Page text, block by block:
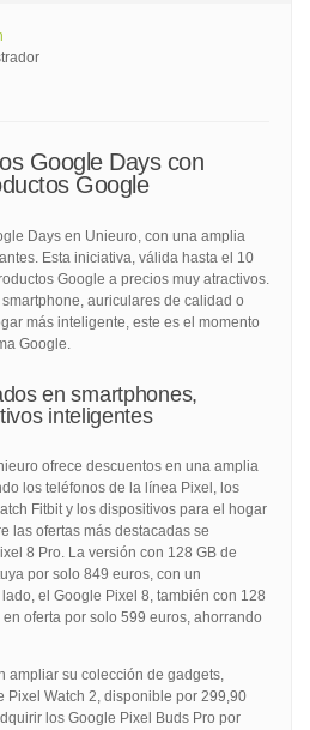
Google Days con
Google
Days en Unieuro, con una amplia
Esta iniciativa, válida hasta el 10
Google a precios muy atractivos.
auriculares de calidad o
más inteligente, este es el momento
Google.
en smartphones,
inteligentes
ofrece descuentos en una amplia
los teléfonos de la línea Pixel, los
Fitbit y los dispositivos para el hogar
las ofertas más destacadas se
8 Pro. La versión con 128 GB de
por solo 849 euros, con un
el Google Pixel 8, también con 128
oferta por solo 599 euros, ahorrando
ampliar su colección de gadgets,
Pixel Watch 2, disponible por 299,90
los Google Pixel Buds Pro por